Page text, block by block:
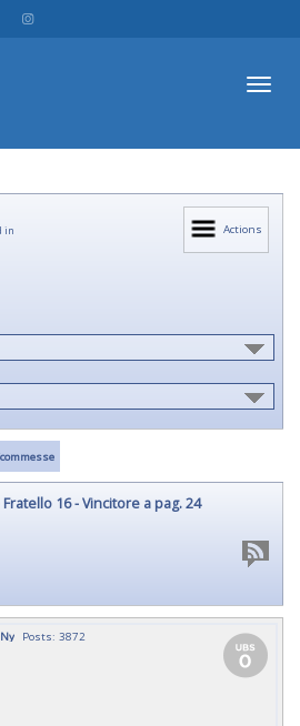
Actions
in
16 - Vincitore a pag. 24
Posts: 3872